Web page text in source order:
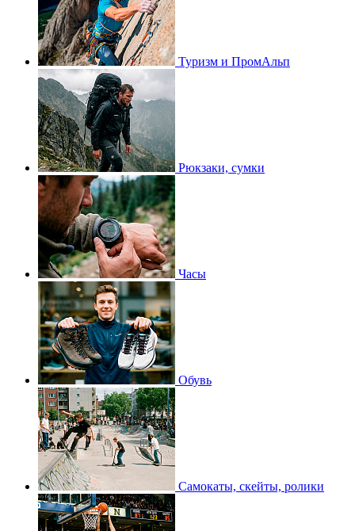
Туризм и ПромАльп
Рюкзаки, сумки
Часы
Обувь
Самокаты, скейты, ролики